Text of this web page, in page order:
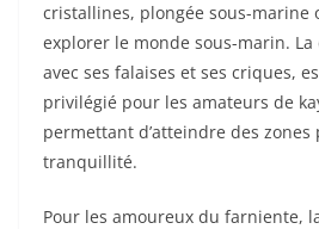
cristallines, plongée sous-marine
explorer le monde sous-marin.
avec ses falaises et ses criques,
privilégié pour les amateurs de
permettant d’atteindre des
tranquillité.
Pour les amoureux du farniente,